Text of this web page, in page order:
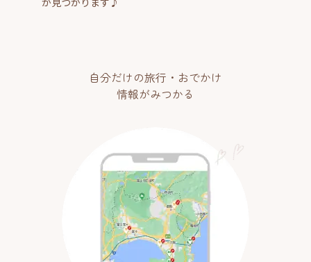
自分だけの旅行・おでかけ
情報がみつかる